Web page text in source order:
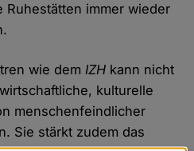
Ruhestätten immer wieder
wie demIZH kann nicht
kulturelle
menschenfeindlicher
Sie stärkt zudem das